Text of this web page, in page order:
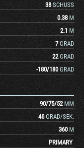
38 SCHUSS
0.38 M
2.1 M
7 GRAD
22 GRAD
-180/180 GRAD
90/75/52 MM
46 GRAD/SEK.
360 M
PRIMARY